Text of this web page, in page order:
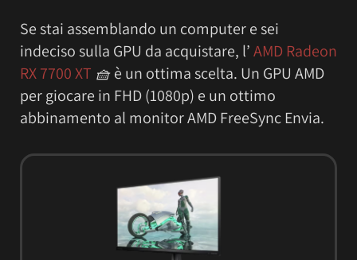
Se stai assemblando un computer e sei
indeciso sulla GPU da acquistare, l’AMD Radeon
RX 7700 XT 🧺è un ottima scelta. Un GPU AMD
per giocare in FHD (1080p) e un ottimo
abbinamento al monitor AMD FreeSync Envia.